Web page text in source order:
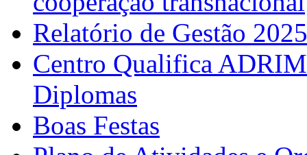
Relatório de Gestão 2025
Centro Qualifica
Diplomas
Boas Festas